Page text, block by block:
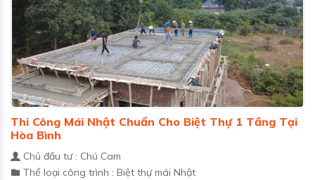
Thi Công Mái Nhật Chuẩn Cho Biệt Thự 1 Tầng Tại
Hòa Bình
Chủ đầu tư : Chú Cam
Thể loại công trình : Biệt thự mái Nhật